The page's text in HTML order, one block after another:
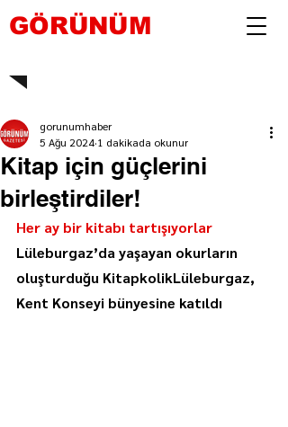
GÖRÜNÜM
Kitap için güçlerini
birleştirdiler!
gorunumhaber
5 Ağu 2024 1 dakikada okunur
Her ay bir kitabı tartışıyorlar
Lüleburgaz’da yaşayan okurların
oluşturduğu KitapkolikLüleburgaz,
Kent Konseyi bünyesine katıldı